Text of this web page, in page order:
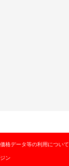
格データ等の利用について
ン